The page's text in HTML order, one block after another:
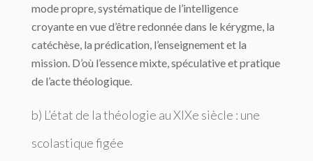
mode propre, systématique de l’intelligence
croyante en vue d’être redonnée dans le kérygme, la
catéchèse, la prédication, l’enseignement et la
mission. D’où l’essence mixte, spéculative et pratique
de l’acte théologique.
b) L’état de la théologie au XIXe siècle : une
scolastique figée